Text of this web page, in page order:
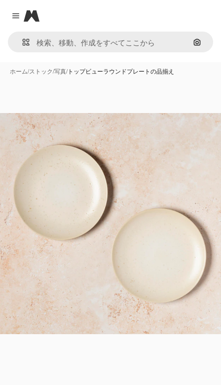
Close menu
Magnific
画像で
ホーム/ストック/写真/トップビューラウンドプレートの品揃え